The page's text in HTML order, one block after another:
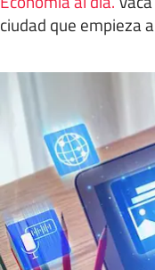
ciudad que empieza